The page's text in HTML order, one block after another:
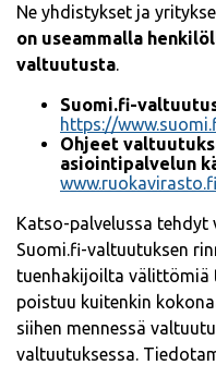
Ne yhdistykset ja
on useammalla
valtuutusta
Suomi.fi-
https://
Ohjeet
asiointipalvelun
Katso-palvelussa
Suomi.fi-valtuutuksen
tuenhakijoilta välittömiä
poistuu kuitenkin
siihen mennessä
valtuutuksessa.